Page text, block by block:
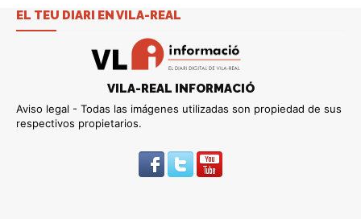
EL TEU DIARI EN VILA-REAL
VILA-REAL INFORMACIÓ
Aviso legal - Todas las imágenes utilizadas son propiedad de sus
respectivos propietarios.